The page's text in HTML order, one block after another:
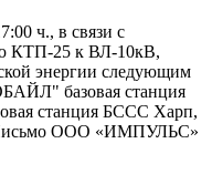
ч., в связи с
КТП-25 к ВЛ-10кВ,
энергии следующим
базовая станция
станция БССС Харп,
ООО «ИМПУЛЬС»